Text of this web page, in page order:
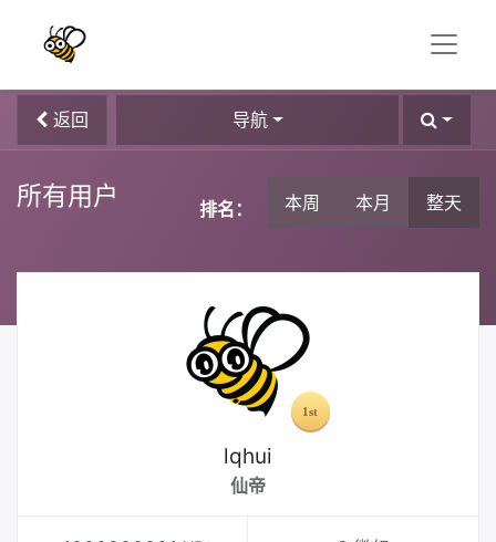
返回 导航
所有用户 排名： 本周 本月 整天
lqhui
仙帝